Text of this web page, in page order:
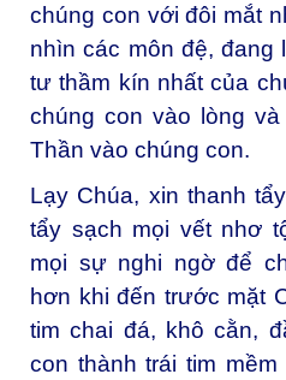
chúng con với đôi mắt
nhìn các môn đệ, đang
tư thầm kín nhất của
chúng con vào lòng
Thần vào chúng con.
Lạy Chúa, xin thanh
tẩy sạch mọi vết nhơ
mọi sự nghi ngờ để
hơn khi đến trước mặt
tim chai đá, khô cằn,
con thành trái tim